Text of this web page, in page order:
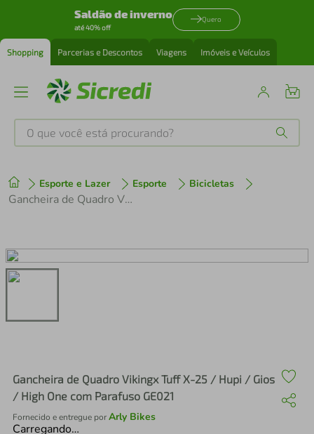
Saldão de inverno
até 40% off
Quero
Shopping Parcerias e Descontos Viagens Imóveis e Veículos
O que você está procurando?
Esporte e Lazer Esporte Bicicletas
Gancheira de Quadro Vikingx Tuff X-25 / Hupi / Gios / High One com Parafuso GE021
Gancheira de Quadro Vikingx Tuff X-25 / Hupi / Gios
/ High One com Parafuso GE021
Fornecido e entregue porArly Bikes
Carregando…
1º tenis